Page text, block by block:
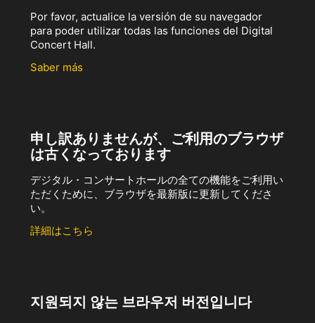
Por favor, actualice la versión de su navegador
para poder utilizar todas las funciones del Digital
Concert Hall.
Saber más
申し訳ありませんが、ご利用のブラウザ
は古くなっております
デジタル・コンサートホールの全ての機能をご利用い
ただくために、ブラウザを最新版に更新してくださ
い。
詳細はこちら
지원되지 않는 브라우저 버전입니다